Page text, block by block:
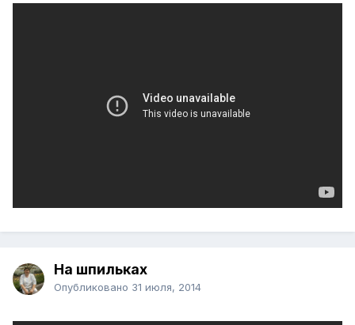
На шпильках
Опубликовано 31 июля, 2014